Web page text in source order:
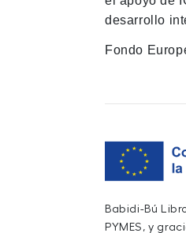
desarrollo
Fondo
Babidi-Bú
PYMES, y